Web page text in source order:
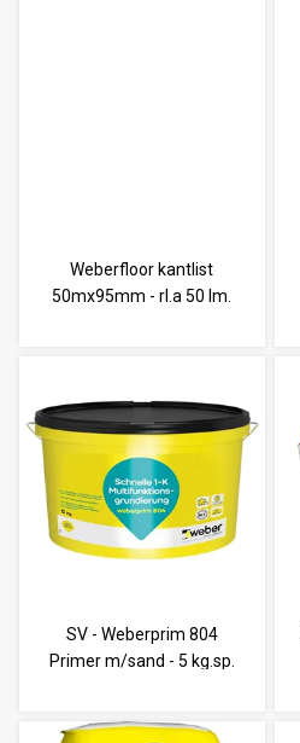
Weberfloor kantlist
50mx95mm - rl.a 50 lm.
SV - Weberprim 804
Primer m/sand - 5 kg.sp.